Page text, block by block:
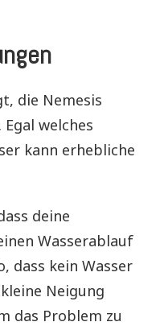
die Nemesis
welches
kann erhebliche
deine
Wasserablauf
dass kein Wasser
Neigung
das Problem zu